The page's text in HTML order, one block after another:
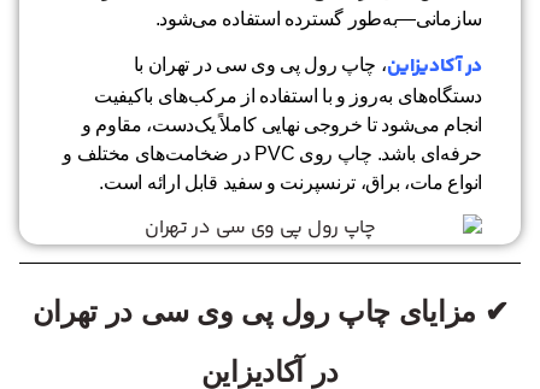
سازمانی—به‌طور گسترده استفاده می‌شود.
در آکادیزاین، چاپ رول پی وی سی در تهران با
دستگاه‌های به‌روز و با استفاده از مرکب‌های باکیفیت
انجام می‌شود تا خروجی نهایی کاملاً یک‌دست، مقاوم و
حرفه‌ای باشد. چاپ روی PVC در ضخامت‌های مختلف و
انواع مات، براق، ترنسپرنت و سفید قابل ارائه است.
✔ مزایای چاپ رول پی وی سی در تهران
در آکادیزاین